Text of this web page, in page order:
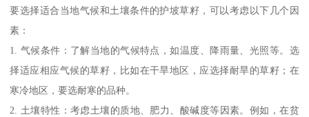
要选择适合当地气候和土壤条件的护坡草籽，可以考虑以下几个因
素：
1. 气候条件：了解当地的气候特点，如温度、降雨量、光照等。选
择适应相应气候的草籽，比如在干旱地区，应选择耐旱的草籽；在
寒冷地区，要选耐寒的品种。
2. 土壤特性：考虑土壤的质地、肥力、酸碱度等因素。例如，在贫